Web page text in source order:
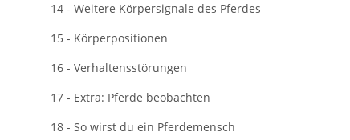
14 - Weitere Körpersignale des Pferdes
15 - Körperpositionen
16 - Verhaltensstörungen
17 - Extra: Pferde beobachten
18 - So wirst du ein Pferdemensch